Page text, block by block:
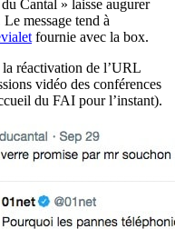
Cantal » laisse augurer
message tend à
fournie avec la box.
réactivation de l’URL
vidéo des conférences
du FAI pour l’instant).